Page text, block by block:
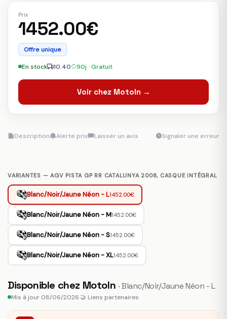
Prix
1452.00€
Offre unique
En stock 10.40 90j · Gratuit
Voir chez MotoIn →
Description Alerte prix Laisser un avis Signaler une erreur
VARIANTES — AGV PISTA GP RR CATALUNYA 2008, CASQUE INTÉGRAL
Blanc/Noir/Jaune Néon - L1452.00€
Blanc/Noir/Jaune Néon - M1452.00€
Blanc/Noir/Jaune Néon - S1452.00€
Blanc/Noir/Jaune Néon - XL1452.00€
Disponible chez MotoIn · Blanc/Noir/Jaune Néon - L
Mis à jour 08/06/2026🤝 Liens partenaires